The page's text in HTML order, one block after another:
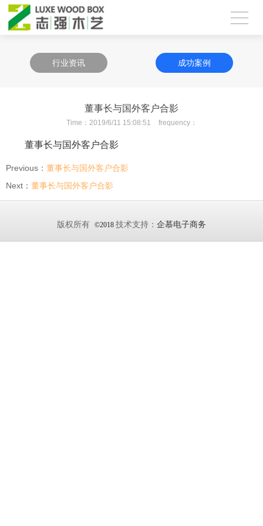
行业资讯 成功案例
董事长与国外客户合影
Time： 2019/6/11 15:08:51 frequency：
董事长与国外客户合影
Previous： 董事长与国外客户合影
Next： 董事长与国外客户合影
版权所有 ©2018 技术支持： 企慕电子商务